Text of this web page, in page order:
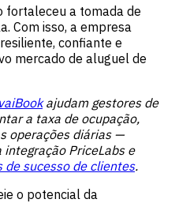
fortaleceu a tomada de
Com isso, a empresa
confiante e
mercado de aluguel de
ajudam gestores de
a taxa de ocupação,
operações diárias —
PriceLabs e
de sucesso de clientes.
o potencial da